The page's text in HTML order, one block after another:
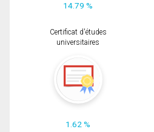
14.79 %
Certificat d'études
universitaires
1.62 %